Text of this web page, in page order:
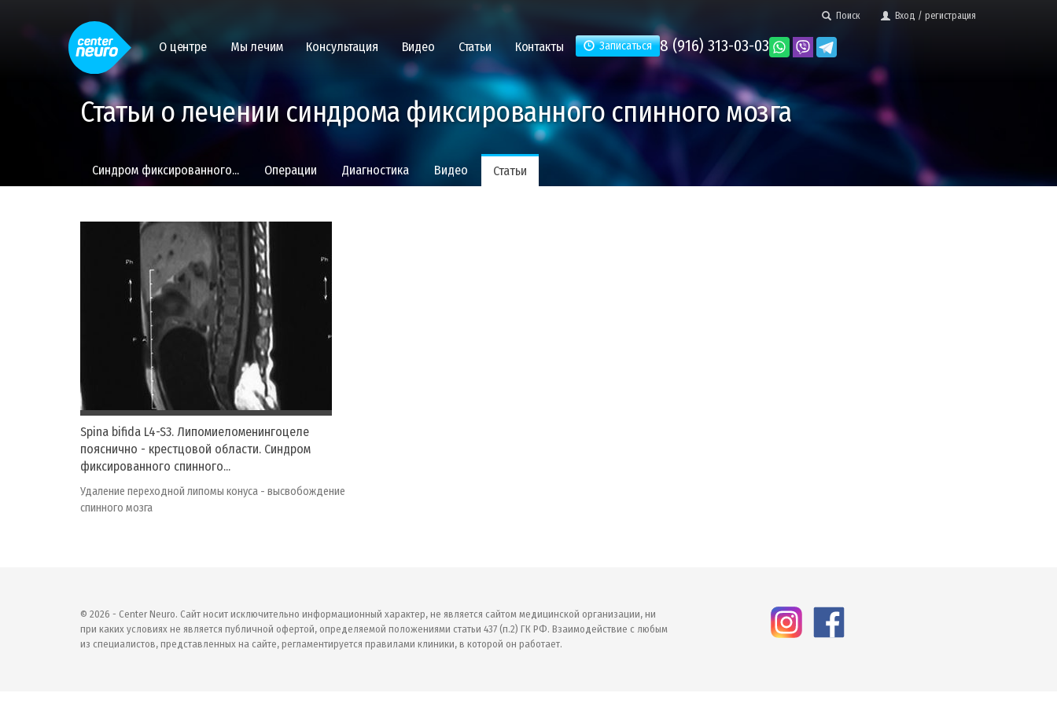
Поиск Вход / регистрация
О центре Мы лечим Консультация Видео Статьи Контакты Записаться 8 (916) 313-03-03
Статьи о лечении синдрома фиксированного спинного мозга
Синдром фиксированного... Операции Диагностика Видео Статьи
Spina bifida L4-S3. Липомиеломенингоцеле
пояснично - крестцовой области. Синдром
фиксированного спинного...
Удаление переходной липомы конуса - высвобождение
спинного мозга
© 2026 - Center Neuro. Сайт носит исключительно информационный характер, не является сайтом медицинской организации, ни
при каких условиях не является публичной офертой, определяемой положениями статьи 437 (п.2) ГК РФ. Взаимодействие с любым
из специалистов, представленных на сайте, регламентируется правилами клиники, в которой он работает.